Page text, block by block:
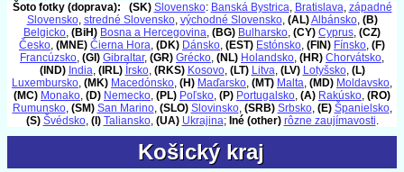
Šoto fotky (doprava): (SK) Slovensko: Banská Bystrica, Bratislava, západné
Slovensko, stredné Slovensko, východné Slovensko, (AL)Albánsko, (B)
Belgicko, (BiH) Bosna a Hercegovina, (BG) Bulharsko, (CY) Cyprus, (CZ)
Česko, (MNE) Čierna Hora, (DK) Dánsko, (EST) Estónsko, (FIN) Fínsko, (F)
Francúzsko, (GI) Gibraltar, (GR) Grécko, (NL) Holandsko, (HR) Chorvátsko,
(IND) India, (IRL) Írsko, (RKS) Kosovo, (LT) Litva, (LV) Lotyšsko, (L)
Luxembursko, (MK) Macedónsko, (H) Maďarsko, (MT) Malta, (MD) Moldavsko,
(MC) Monako, (D) Nemecko, (PL) Poľsko, (P) Portugalsko, (A) Rakúsko, (RO)
Rumunsko, (SM) San Marino, (SLO) Slovinsko, (SRB) Srbsko, (E) Španielsko,
(S) Švédsko, (I) Taliansko, (UA) Ukrajina; Iné (other) rôzne zaujímavosti.
Košický kraj
Košický kraj